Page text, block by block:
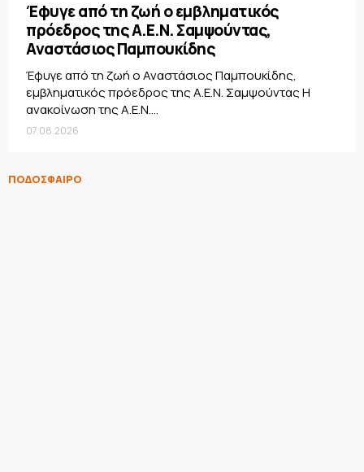
Έφυγε από τη ζωή ο εμβληματικός
πρόεδρος της Α.Ε.Ν. Σαμψούντας,
Αναστάσιος Παμπουκίδης
Έφυγε από τη ζωή ο Αναστάσιος Παμπουκίδης,
εμβληματικός πρόεδρος της Α.Ε.Ν. Σαμψούντας Η
ανακοίνωση της Α.Ε.Ν....
07.08.2026
ΠΟΔΟΣΦΑΙΡΟ